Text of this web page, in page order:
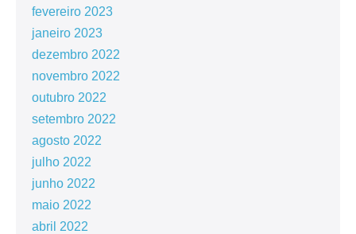
fevereiro 2023
janeiro 2023
dezembro 2022
novembro 2022
outubro 2022
setembro 2022
agosto 2022
julho 2022
junho 2022
maio 2022
abril 2022